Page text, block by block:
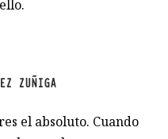
ZUÑIGA
el absoluto. Cuando